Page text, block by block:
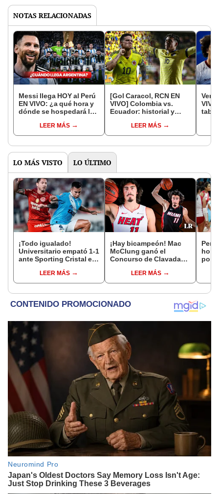
NOTAS RELACIONADAS
Messi llega HOY al Perú
EN VIVO: ¿a qué hora y
dónde se hospedará la
LEER MÁS
[Gol Caracol, RCN EN
VIVO] Colombia vs.
Ecuador: historial y
por Eliminatorias
LEER MÁS
LO MÁS VISTO LO ÚLTIMO
¡Todo igualado!
Universitario empató 1-1
ante Sporting Cristal en
por el Torneo Clausura
de la Liga 1 2026
LEER MÁS
¡Hay bicampeón! Mac
McClung ganó el
Concurso de Clavadas
presencia de Jaime
Jáquez Jr.
LEER MÁS
Perú
hora
por